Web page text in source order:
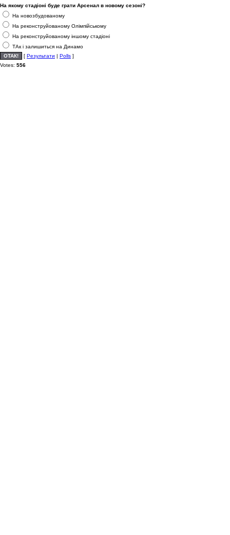
На якому стадіоні буде грати Арсенал в новому сезоні?
На новозбудованому
На реконструйованому Олімпійському
На реконструйованому іншому стадіоні
ТАк і залишиться на Динамо
[ Результати | Polls ]
Votes: 556